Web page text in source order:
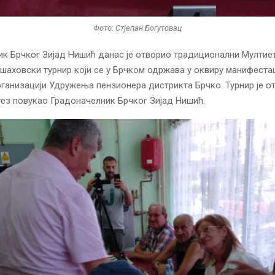
Фото: Стјепан Богутовац
Брчког Зијад Нишић данас је отворио традиционални
турнир који се у Брчком одржава у оквиру
Удружења пензионера дистрикта Брчко. Турнир је
повукао Градоначелник Брчког Зијад Нишић.